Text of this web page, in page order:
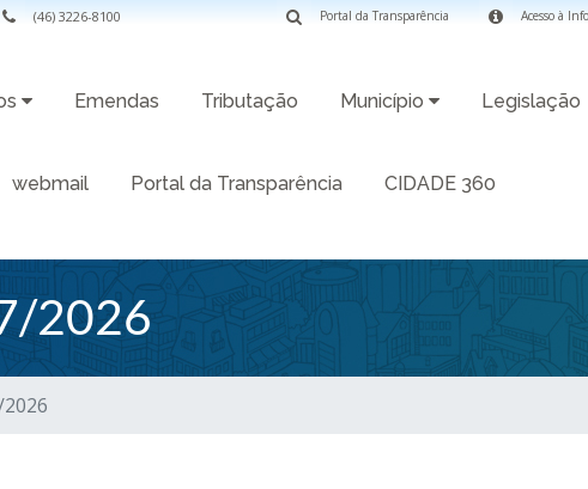
(46) 3226-8100 Acesso à
Portal da Transparência
Emendas Tributação Município Legislação
webmail Portal da Transparência CIDADE 360
2026